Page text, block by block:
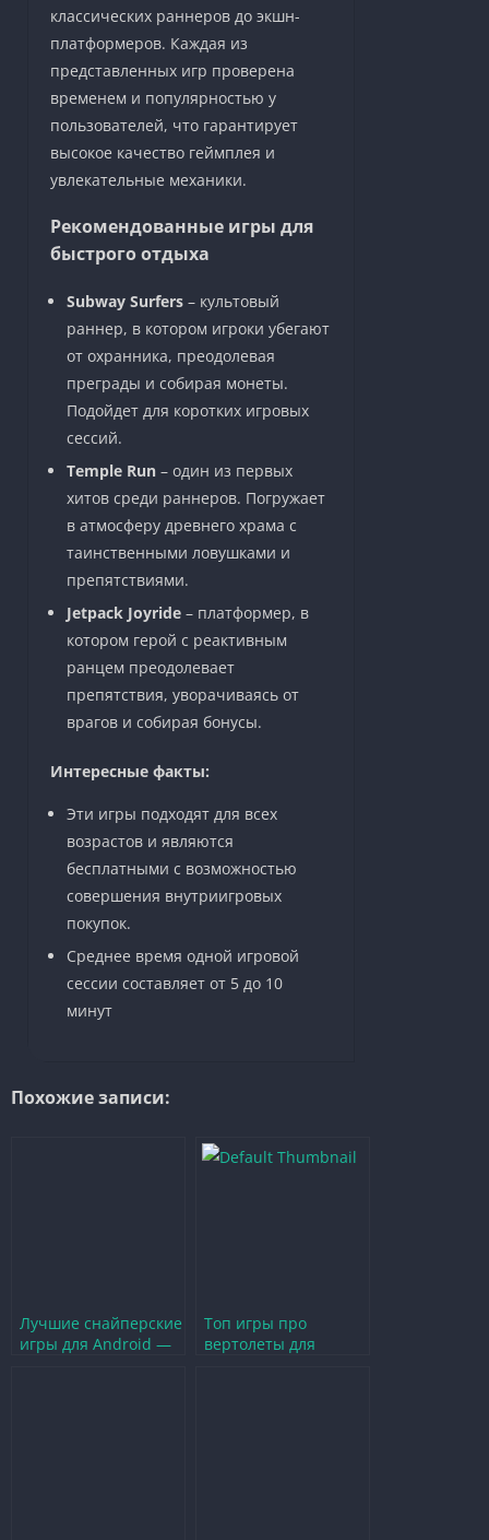
классических раннеров до экшн-
платформеров. Каждая из
представленных игр проверена
временем и популярностью у
пользователей, что гарантирует
высокое качество геймплея и
увлекательные механики.
Рекомендованные игры для
быстрого отдыха
Subway Surfers– культовый
раннер, в котором игроки убегают
от охранника, преодолевая
преграды и собирая монеты.
Подойдет для коротких игровых
сессий.
Temple Run– один из первых
хитов среди раннеров. Погружает
в атмосферу древнего храма с
таинственными ловушками и
препятствиями.
Jetpack Joyride– платформер, в
котором герой с реактивным
ранцем преодолевает
препятствия, уворачиваясь от
врагов и собирая бонусы.
Интересные факты:
Эти игры подходят для всех
возрастов и являются
бесплатными с возможностью
совершения внутриигровых
покупок.
Среднее время одной игровой
сессии составляет от 5 до 10
минут
Похожие записи:
Лучшие снайперские
игры для Android —
Топ игры про
вертолеты для